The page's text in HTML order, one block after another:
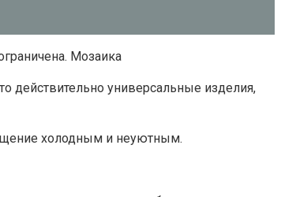
Мозаика
действительно универсальные изделия,
холодным и неуютным.